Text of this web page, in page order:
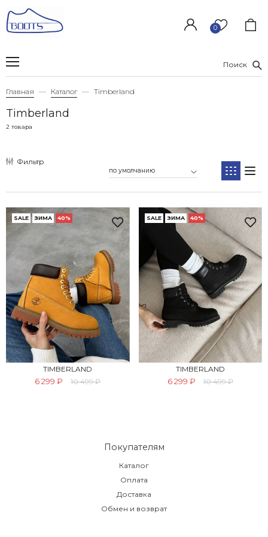
0
Поиск
Главная Каталог Timberland
Timberland
2 товара
Фильтр
SALE ЗИМА 40%
TIMBERLAND
6 299 ₽ 10 499 ₽
SALE ЗИМА 40%
TIMBERLAND
6 299 ₽ 10 499 ₽
Покупателям
Каталог
Оплата
Доставка
Обмен и возврат